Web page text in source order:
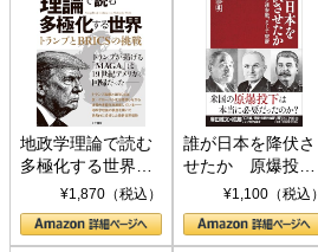
地政学理論で読む
多極化する世界：
トランプとBRICS
の挑戦
¥1,870（税込）
誰が日本を降伏さ
せたか 原爆投
下、ソ連参戦、そ
して聖断 (PHP新
書)
¥1,100（税込）